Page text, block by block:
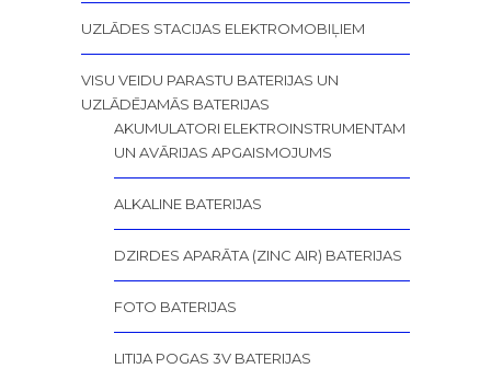
UZLĀDES STACIJAS ELEKTROMOBIĻIEM
VISU VEIDU PARASTU BATERIJAS UN
UZLĀDĒJAMĀS BATERIJAS
AKUMULATORI ELEKTROINSTRUMENTAM
UN AVĀRIJAS APGAISMOJUMS
ALKALINE BATERIJAS
DZIRDES APARĀTA (ZINC AIR) BATERIJAS
FOTO BATERIJAS
LITIJA POGAS 3V BATERIJAS